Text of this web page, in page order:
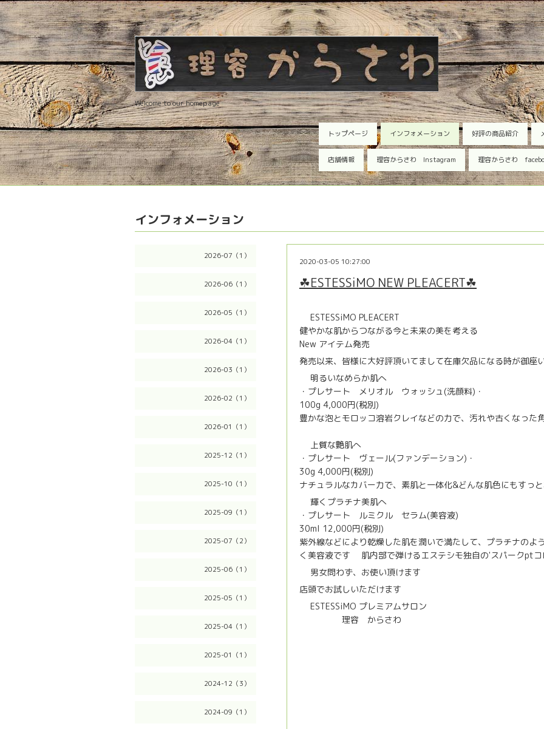
Welcome to our homepage
トップページ インフォメーション 好評の商品紹介
店舗情報 理容からさわ Instagram 理容からさわ
2026-07（1）
2026-06（1）
2026-05（1）
2026-04（1）
2026-03（1）
2026-02（1）
2026-01（1）
2025-12（1）
2025-10（1）
2025-09（1）
2025-07（2）
2025-06（1）
2025-05（1）
2025-04（1）
2025-01（1）
2024-12（3）
2024-09（1）
インフォメーション
2020-03-05 10:27:00
☘ESTESSiMO NEW PLEACERT☘
ESTESSiMO PLEACERT
健やかな肌からつながる今と未来の美を考える
New アイテム発売
発売以来、皆様に大好評頂いてまして在庫欠品になる時が御座
明るいなめらか肌へ
・プレサート メリオル ウォッシュ(洗顔料)・
100g 4,000円(税別)
豊かな泡とモロッコ溶岩クレイなどの力で、汚れや古くなった
上質な艶肌へ
・プレサート ヴェール(ファンデーション)・
30g 4,000円(税別)
ナチュラルなカバー力で、素肌と一体化&どんな肌色にもすっ
輝くプラチナ美肌へ
・プレサート ルミクル セラム(美容液)
30ml 12,000円(税別)
紫外線などにより乾燥した肌を潤いで満たして、プラチナのよ
く美容液です
肌内部で弾けるエステシモ独自の'スパークpt
💁‍♂️男女問わず、お使い頂けます
店頭でお試しいただけます
ESTESSiMO プレミアムサロン
理容 からさわ